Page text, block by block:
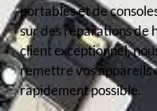
portables et de
sur des réparations de
client exceptionnel,
remettre vos appareils
rapidement possible.